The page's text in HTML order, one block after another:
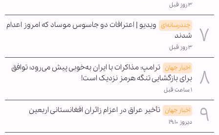
۳ روز قبل
چندرسانه‌ای ویدیو | اعترافات دو جاسوس موساد که امروز اعدام
شدند
۳ روز قبل
اخبار جهان ترامپ: مذاکرات با ایران به‌خوبی پیش می‌رود؛ توافق
برای بازگشایی تنگه هرمز نزدیک است!
۱ ساعت قبل
اخبار جهان تأخیر عراق در اعزام زائران افغانستانی اربعین
دیروز ۱۹:۱۰